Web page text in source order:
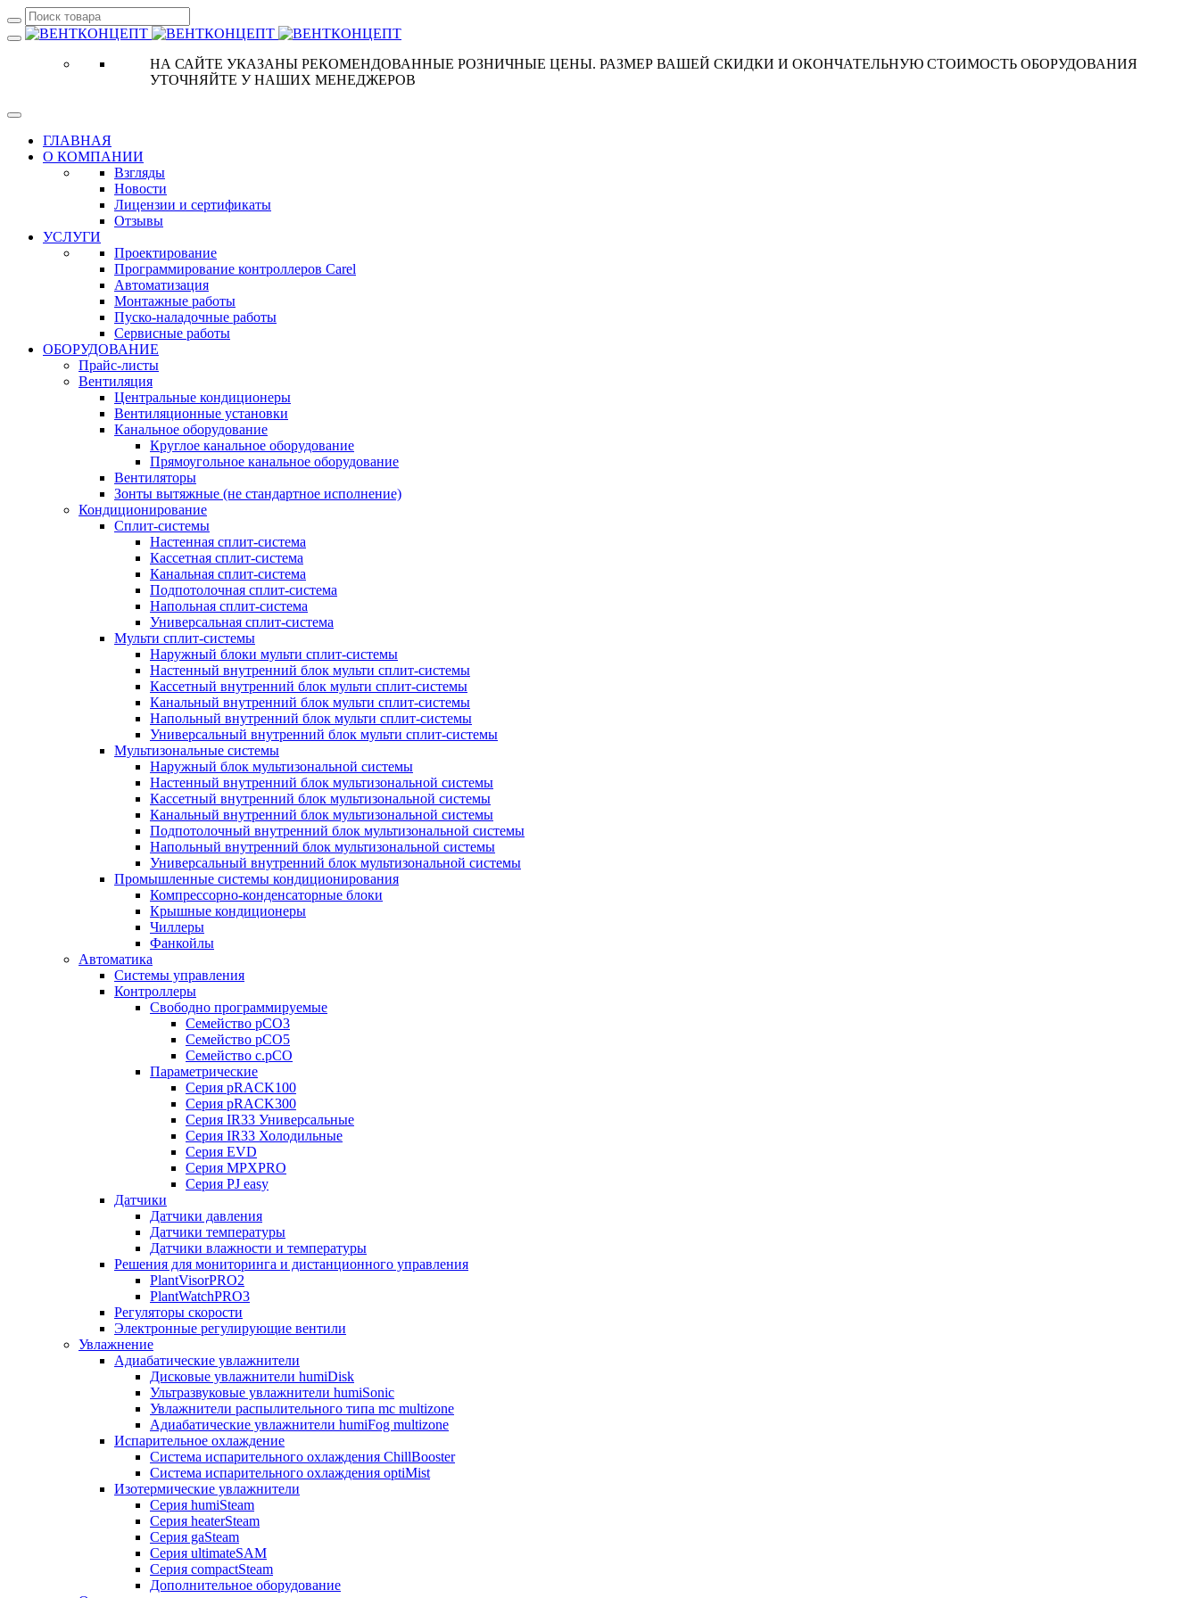
НА САЙТЕ УКАЗАНЫ РЕКОМЕНДОВАННЫЕ РОЗНИЧНЫЕ ЦЕНЫ. РАЗМЕР ВАШЕЙ СКИДКИ И ОКОНЧАТЕЛЬНУЮ СТОИМОСТЬ ОБОРУДОВАНИЯ
УТОЧНЯЙТЕ У НАШИХ МЕНЕДЖЕРОВ
ГЛАВНАЯ
О КОМПАНИИ
Взгляды
Новости
Лицензии и сертификаты
Отзывы
УСЛУГИ
Проектирование
Программирование контроллеров Carel
Автоматизация
Монтажные работы
Пуско-наладочные работы
Сервисные работы
ОБОРУДОВАНИЕ
Прайс-листы
Вентиляция
Центральные кондиционеры
Вентиляционные установки
Канальное оборудование
Круглое канальное оборудование
Прямоугольное канальное оборудование
Вентиляторы
Зонты вытяжные (не стандартное исполнение)
Кондиционирование
Сплит-системы
Настенная сплит-система
Кассетная сплит-система
Канальная сплит-система
Подпотолочная сплит-система
Напольная сплит-система
Универсальная сплит-система
Мульти сплит-системы
Наружный блоки мульти сплит-системы
Настенный внутренний блок мульти сплит-системы
Кассетный внутренний блок мульти сплит-системы
Канальный внутренний блок мульти сплит-системы
Напольный внутренний блок мульти сплит-системы
Универсальный внутренний блок мульти сплит-системы
Мультизональные системы
Наружный блок мультизональной системы
Настенный внутренний блок мультизональной системы
Кассетный внутренний блок мультизональной системы
Канальный внутренний блок мультизональной системы
Подпотолочный внутренний блок мультизональной системы
Напольный внутренний блок мультизональной системы
Универсальный внутренний блок мультизональной системы
Промышленные системы кондиционирования
Компрессорно-конденсаторные блоки
Крышные кондиционеры
Чиллеры
Фанкойлы
Автоматика
Системы управления
Контроллеры
Свободно программируемые
Семейство pCO3
Семейство pCO5
Семейство c.pCO
Параметрические
Серия pRACK100
Серия pRACK300
Серия IR33 Универсальные
Серия IR33 Холодильные
Серия EVD
Серия MPXPRO
Серия PJ easy
Датчики
Датчики давления
Датчики температуры
Датчики влажности и температуры
Решения для мониторинга и дистанционного управления
PlantVisorPRO2
PlantWatchPRO3
Регуляторы скорости
Электронные регулирующие вентили
Увлажнение
Адиабатические увлажнители
Дисковые увлажнители humiDisk
Ультразвуковые увлажнители humiSonic
Увлажнители распылительного типа mc multizone
Адиабатические увлажнители humiFog multizone
Испарительное охлаждение
Система испарительного охлаждения ChillBooster
Система испарительного охлаждения optiMist
Изотермические увлажнители
Серия humiSteam
Серия heaterSteam
Серия gaSteam
Серия ultimateSAM
Серия compactSteam
Дополнительное оборудование